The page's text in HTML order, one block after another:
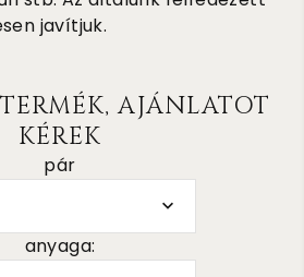
javítjuk.
AJÁNLATOT
KÉREK
pár
anyaga: